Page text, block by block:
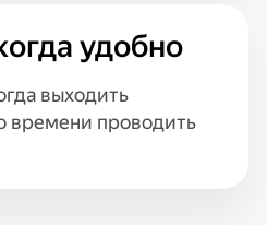
удобно
выходить
времени проводить